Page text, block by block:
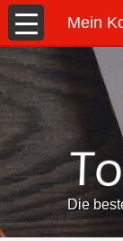
Mein
Die